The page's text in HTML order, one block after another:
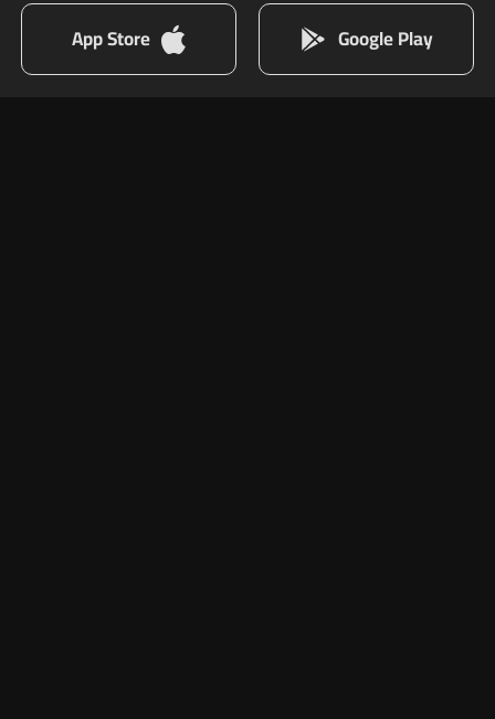
Google Play
App Store